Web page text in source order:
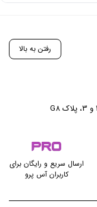
رفتن به بالا
ارسال سریع و رایگان برای
کاربران آس پرو